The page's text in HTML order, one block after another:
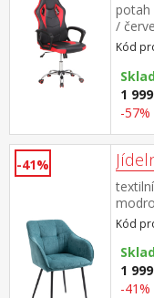
potah
/
Kód
1
-57%
-41%
Kód
1
-41%